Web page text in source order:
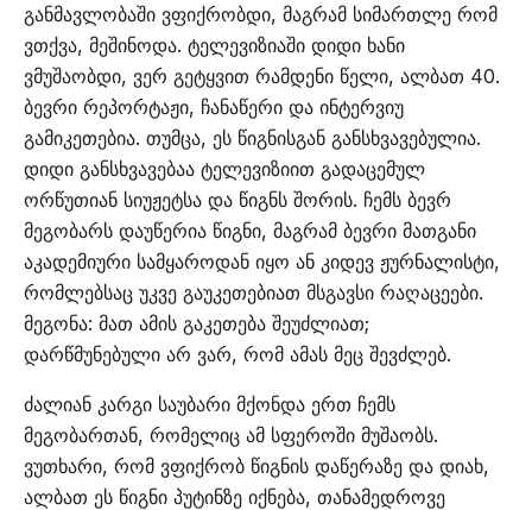
განმავლობაში ვფიქრობდი, მაგრამ სიმართლე რომ
ვთქვა, მეშინოდა. ტელევიზიაში დიდი ხანი
ვმუშაობდი, ვერ გეტყვით რამდენი წელი, ალბათ 40.
ბევრი რეპორტაჟი, ჩანაწერი და ინტერვიუ
გამიკეთებია. თუმცა, ეს წიგნისგან განსხვავებულია.
დიდი განსხვავებაა ტელევიზიით გადაცემულ
ორწუთიან სიუჟეტსა და წიგნს შორის. ჩემს ბევრ
მეგობარს დაუწერია წიგნი, მაგრამ ბევრი მათგანი
აკადემიური სამყაროდან იყო ან კიდევ ჟურნალისტი,
რომლებსაც უკვე გაუკეთებიათ მსგავსი რაღაცეები.
მეგონა: მათ ამის გაკეთება შეუძლიათ;
დარწმუნებული არ ვარ, რომ ამას მეც შევძლებ.
ძალიან კარგი საუბარი მქონდა ერთ ჩემს
მეგობართან, რომელიც ამ სფეროში მუშაობს.
ვუთხარი, რომ ვფიქრობ წიგნის დაწერაზე და დიახ,
ალბათ ეს წიგნი პუტინზე იქნება, თანამედროვე